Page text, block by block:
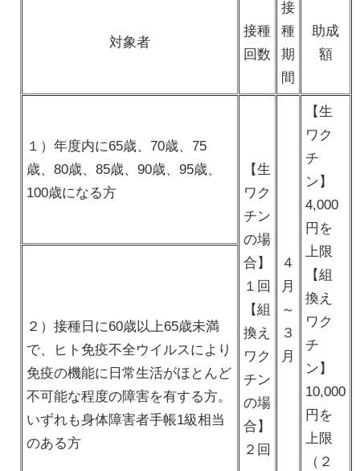
対象者
接種
回数
接
種
期
間
助成
額
１）年度内に65歳、70歳、75
歳、80歳、85歳、90歳、95歳、
100歳になる方
【生
ワク
チン
の場
合】
１回
【組
換え
ワク
チン
の場
合】
２回
４
月
～
３
月
【生
ワク
チ
ン】
4,000
円を
上限
【組
換え
ワク
チ
ン】
10,000
円を
上限
（２
２）接種日に60歳以上65歳未満
で、ヒト免疫不全ウイルスにより
免疫の機能に日常生活がほとんど
不可能な程度の障害を有する方。
いずれも身体障害者手帳1級相当
のある方